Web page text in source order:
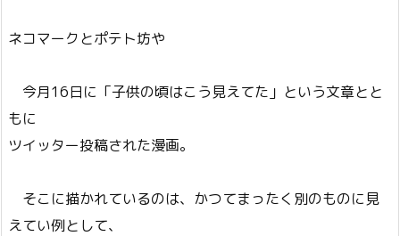
ネコマークとポテト坊や
今月16日に「子供の頃はこう見えてた」という文章とと
もに
ツイッター投稿された漫画。
そこに描かれているのは、かつてまったく別のものに見
えてい例として、